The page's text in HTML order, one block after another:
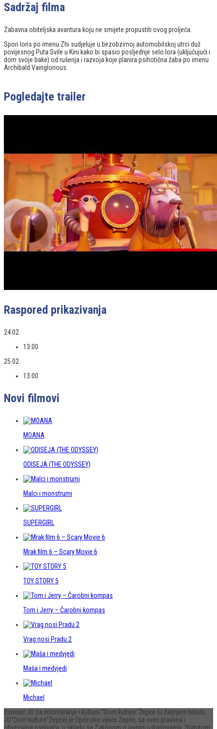
Sadržaj filma
Zabavna obiteljska avantura koju ne smijete propustiti ovog proljeća.
Spori loris po imenu Zhi sudjeluje u bezobzirnoj automobilskoj utrci duž
povijesnog Puta Svile u Kini kako bi spasio posljednje selo lora (uključujući i
dom svoje bake) od rušenja i razvoja koje planira psihotična žaba po imenu
Archibald Vainglorious.
Pogledajte trailer
Raspored prikazivanja
24.02.
13:00
25.02.
13:00
Novi filmovi
MOANA
ODISEJA (THE ODYSSEY)
Malci i monstrumi
SUPERGIRL
Mrak film 6 – Scary Movie 6
TOY STORY 5
Tom i Jerry – Čarobni kompas
Vrag nosi Pradu 2
Maša i medvjedi
Michael
Osnivač JU za informiranje i kulturu “Dom kulture“Žepče (u daljnjem tekstu
JU”Dom kulture”Žepče) je Općinsko vijeće Žepče, sa svim pravima i